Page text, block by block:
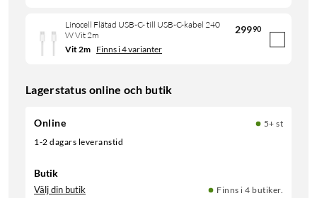
Linocell Flätad USB-C- till USB-C-kabel 240
W Vit 2m
29990
Vit 2m Finns i 4 varianter
Lagerstatus online och butik
Online
5+ st
1-2 dagars leveranstid
Butik
Välj din butik Finns i 4 butiker.